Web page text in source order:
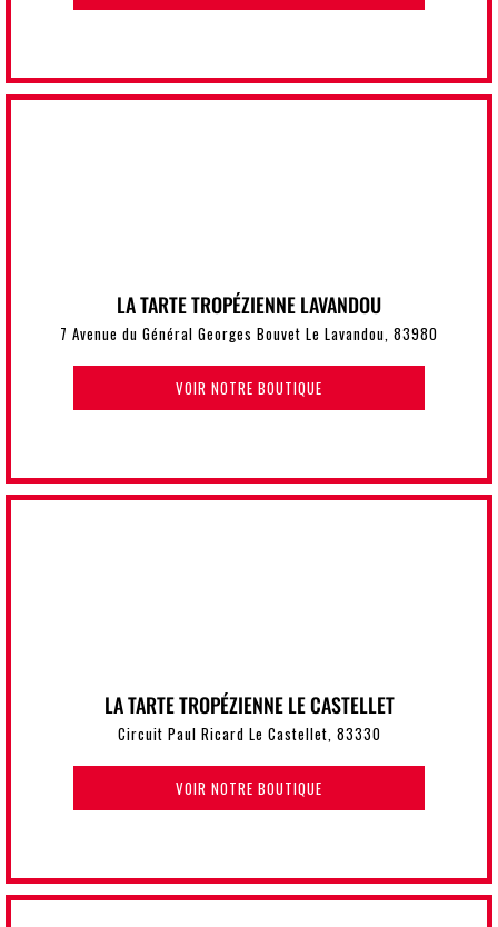
LA TARTE TROPÉZIENNE LAVANDOU
7 Avenue du Général Georges Bouvet Le Lavandou, 83980
VOIR NOTRE BOUTIQUE
LA TARTE TROPÉZIENNE LE CASTELLET
Circuit Paul Ricard Le Castellet, 83330
VOIR NOTRE BOUTIQUE